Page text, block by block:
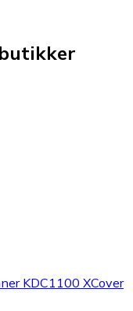
KDC1100 XCover